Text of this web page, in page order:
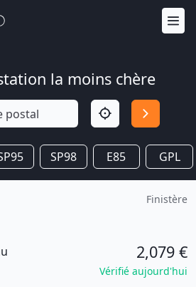
la moins chère
SP98 E85 GPL
Finistère
2,079 €
Vérifié aujourd'hui